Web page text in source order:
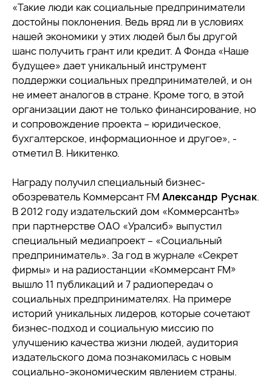
«Такие люди как социальные предприниматели
достойны поклонения. Ведь вряд ли в условиях
нашей экономики у этих людей был бы другой
шанс получить грант или кредит. А Фонда «Наше
будущее» дает уникальный инструмент
поддержки социальных предпринимателей, и он
не имеет аналогов в стране. Кроме того, в этой
организации дают не только финансирование, но
и сопровождение проекта – юридическое,
бухгалтерское, информационное и другое», -
отметил В. Никитенко.
Награду получил специальный бизнес-
обозреватель Коммерсант FM Александр Руснак.
В 2012 году издательский дом «КоммерсантЪ»
при партнерстве ОАО «Уралсиб» выпустил
специальный медиапроект – «Социальный
предприниматель». За год в журнале «Секрет
фирмы» и на радиостанции «Коммерсант FM»
вышло 11 публикаций и 7 радиопередач о
социальных предпринимателях. На примере
историй уникальных лидеров, которые сочетают
бизнес-подход и социальную миссию по
улучшению качества жизни людей, аудитория
издательского дома познакомилась с новым
социально-экономическим явлением страны.